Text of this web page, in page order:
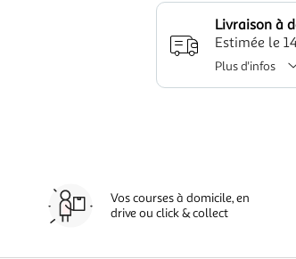
Livraison à
Estimée le
Plus d'infos
Vos courses à domicile, en
drive ou click & collect